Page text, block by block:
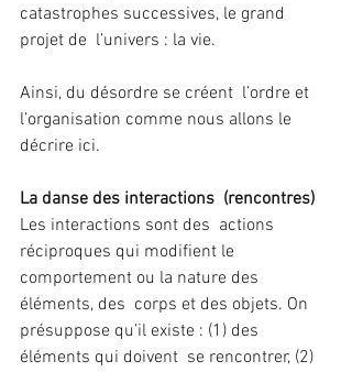
catastrophes successives, le grand
projet de  l’univers : la vie.
Ainsi, du désordre se créent  l’ordre et
l’organisation comme nous allons le
décrire ici.
La danse des interactions  (rencontres)
Les interactions sont des  actions
réciproques qui modifient le
comportement ou la nature des
éléments, des  corps et des objets. On
présuppose qu’il existe : (1) des
éléments qui doivent  se rencontrer, (2)